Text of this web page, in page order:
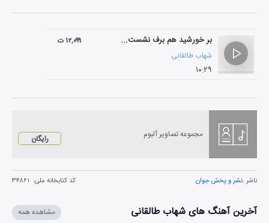
بر خورشید هم برف نشست...
شهاب طالقانی
۱۰:۲۹
۱۲,۰۹۹ ت
مجموعه تصاویر آلبوم رایگان
ناشر :نشر و پخش جوان کد کتابخانه ملی: ۳۴۸۶۱
آخرین آهنگ های شهاب طالقانی مشاهده همه